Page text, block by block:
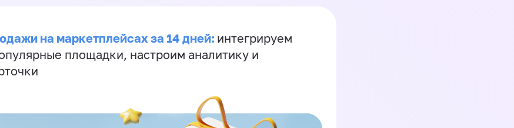
на маркетплейсах за 14 дней: интегрируем
площадки, настроим аналитику и